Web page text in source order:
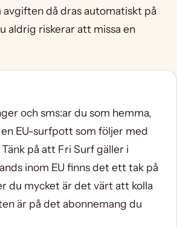
då dras automatiskt på
aldrig riskerar att missa en
och sms:ar du som hemma,
EU-surfpott som följer med
på att Fri Surf gäller i
inom EU finns det ett tak på
du mycket är det värt att kolla
är på det abonnemang du